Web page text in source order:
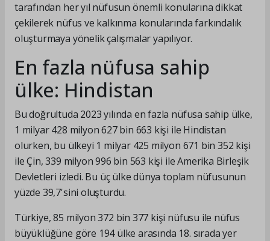
tarafından her yıl nüfusun önemli konularına dikkat
çekilerek nüfus ve kalkınma konularında farkındalık
oluşturmaya yönelik çalışmalar yapılıyor.
En fazla nüfusa sahip
ülke: Hindistan
Bu doğrultuda 2023 yılında en fazla nüfusa sahip ülke,
1 milyar 428 milyon 627 bin 663 kişi ile Hindistan
olurken, bu ülkeyi 1 milyar 425 milyon 671 bin 352 kişi
ile Çin, 339 milyon 996 bin 563 kişi ile Amerika Birleşik
Devletleri izledi. Bu üç ülke dünya toplam nüfusunun
yüzde 39,7'sini oluşturdu.
Türkiye, 85 milyon 372 bin 377 kişi nüfusu ile nüfus
büyüklüğüne göre 194 ülke arasında 18. sırada yer